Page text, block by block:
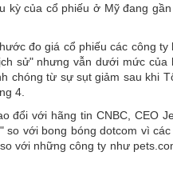
kỳ của cổ phiếu ở Mỹ đang
đo giá cổ phiếu các công
sử" nhưng vẫn dưới mức của
chóng từ sự sụt giảm sau khi
4.
đổi với hãng tin CNBC, CEO
so với bong bóng dotcom vì
với những công ty như